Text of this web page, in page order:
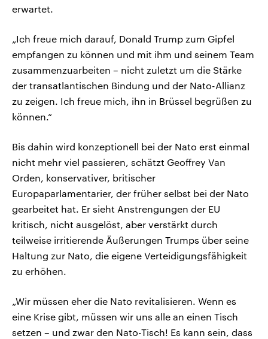
erwartet.
„Ich freue mich darauf, Donald Trump zum Gipfel
empfangen zu können und mit ihm und seinem Team
zusammenzuarbeiten – nicht zuletzt um die Stärke
der transatlantischen Bindung und der Nato-Allianz
zu zeigen. Ich freue mich, ihn in Brüssel begrüßen zu
können.“
Bis dahin wird konzeptionell bei der Nato erst einmal
nicht mehr viel passieren, schätzt Geoffrey Van
Orden, konservativer, britischer
Europaparlamentarier, der früher selbst bei der Nato
gearbeitet hat. Er sieht Anstrengungen der EU
kritisch, nicht ausgelöst, aber verstärkt durch
teilweise irritierende Äußerungen Trumps über seine
Haltung zur Nato, die eigene Verteidigungsfähigkeit
zu erhöhen.
„Wir müssen eher die Nato revitalisieren. Wenn es
eine Krise gibt, müssen wir uns alle an einen Tisch
setzen – und zwar den Nato-Tisch! Es kann sein, dass